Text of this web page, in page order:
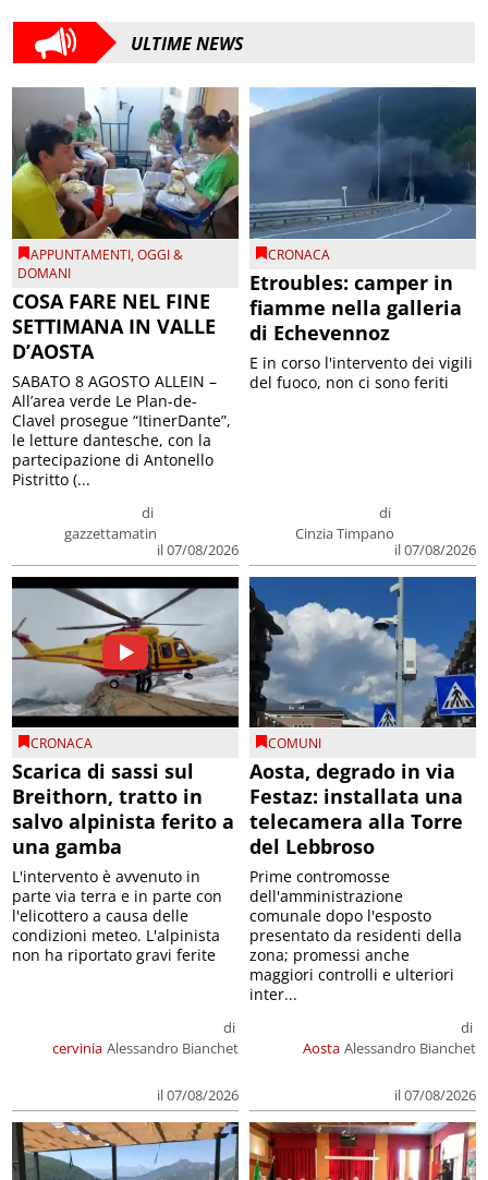
ULTIME NEWS
APPUNTAMENTI,OGGI &
DOMANI
COSA FARE NEL FINE
SETTIMANA IN VALLE
D’AOSTA
di
gazzettamatin
il 07/08/2026
SABATO 8 AGOSTO ALLEIN –
All’area verde Le Plan-de-
Clavel prosegue “ItinerDante”,
le letture dantesche, con la
partecipazione di Antonello
Pistritto (...
CRONACA
Etroubles: camper in
fiamme nella galleria
di Echevennoz
di
Cinzia Timpano
il 07/08/2026
E in corso l'intervento dei vigili
del fuoco, non ci sono feriti
CRONACA
Scarica di sassi sul
Breithorn, tratto in
salvo alpinista ferito a
una gamba
cervinia
di
Alessandro Bianchet
il 07/08/2026
L'intervento è avvenuto in
parte via terra e in parte con
l'elicottero a causa delle
condizioni meteo. L'alpinista
non ha riportato gravi ferite
COMUNI
Aosta, degrado in via
Festaz: installata una
telecamera alla Torre
del Lebbroso
Aosta
di
Alessandro Bianchet
il 07/08/2026
Prime contromosse
dell'amministrazione
comunale dopo l'esposto
presentato da residenti della
zona; promessi anche
maggiori controlli e ulteriori
inter...